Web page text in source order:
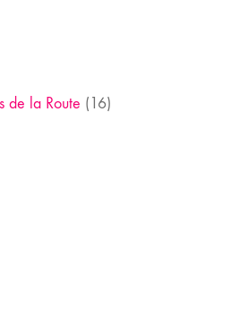
de la Route (16)